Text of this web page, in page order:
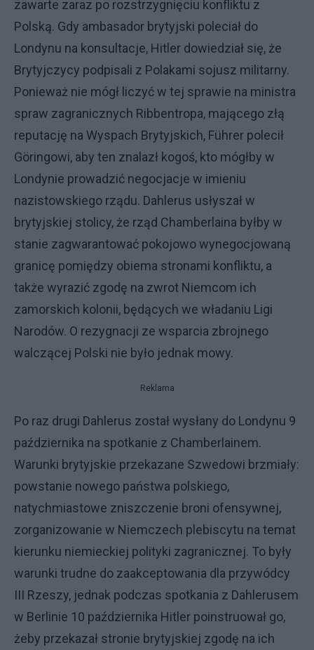
zawarte zaraz po rozstrzygnięciu konfliktu z
Polską. Gdy ambasador brytyjski poleciał do
Londynu na konsultacje, Hitler dowiedział się, że
Brytyjczycy podpisali z Polakami sojusz militarny.
Ponieważ nie mógł liczyć w tej sprawie na ministra
spraw zagranicznych Ribbentropa, mającego złą
reputację na Wyspach Brytyjskich, Führer polecił
Göringowi, aby ten znalazł kogoś, kto mógłby w
Londynie prowadzić negocjacje w imieniu
nazistowskiego rządu. Dahlerus usłyszał w
brytyjskiej stolicy, że rząd Chamberlaina byłby w
stanie zagwarantować pokojowo wynegocjowaną
granicę pomiędzy obiema stronami konfliktu, a
także wyrazić zgodę na zwrot Niemcom ich
zamorskich kolonii, będących we władaniu Ligi
Narodów. O rezygnacji ze wsparcia zbrojnego
walczącej Polski nie było jednak mowy.
Reklama
Po raz drugi Dahlerus został wysłany do Londynu 9
października na spotkanie z Chamberlainem.
Warunki brytyjskie przekazane Szwedowi brzmiały:
powstanie nowego państwa polskiego,
natychmiastowe zniszczenie broni ofensywnej,
zorganizowanie w Niemczech plebiscytu na temat
kierunku niemieckiej polityki zagranicznej. To były
warunki trudne do zaakceptowania dla przywódcy
III Rzeszy, jednak podczas spotkania z Dahlerusem
w Berlinie 10 października Hitler poinstruował go,
żeby przekazał stronie brytyjskiej zgodę na ich